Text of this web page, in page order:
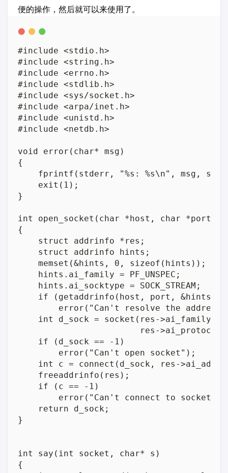
便的操作，然后就可以来使用了。
#include <stdio.h>
#include <string.h>
#include <errno.h>
#include <stdlib.h>
#include <sys/socket.h>
#include <arpa/inet.h>
#include <unistd.h>
#include <netdb.h>
void error(char* msg)
{
fprintf(stderr, "%s: %s\n", msg,
    exit(1);
}
int open_socket(char *host, char *port)
{
    struct addrinfo *res;
    struct addrinfo hints;
    memset(&hints, 0, sizeof(hints));
    hints.ai_family = PF_UNSPEC;
    hints.ai_socktype = SOCK_STREAM;
if (getaddrinfo(host, port, &hints,
error("Can't resolve the
int d_sock = socket(res->ai_family,
res-
    if (d_sock == -1)
        error("Can't open socket");
int c = connect(d_sock, res-
    freeaddrinfo(res);
    if (c == -1)
        error("Can't connect to socket");
    return d_sock;
}
int say(int socket, char* s)
{